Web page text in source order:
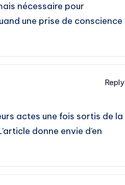
nécessaire pour
une prise de conscience
Reply
actes une fois sortis de la
donne envie d’en